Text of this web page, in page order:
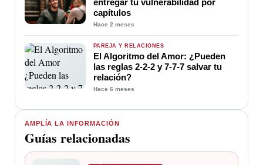
AMPLÍA LA INFORMACIÓN
Guías relacionadas
entregar tu vulnerabilidad por
capítulos
Hace 2 meses
PAREJA Y RELACIONES
El Algoritmo del Amor: ¿Pueden
las reglas 2-2-2 y 7-7-7 salvar tu
relación?
Hace 6 meses